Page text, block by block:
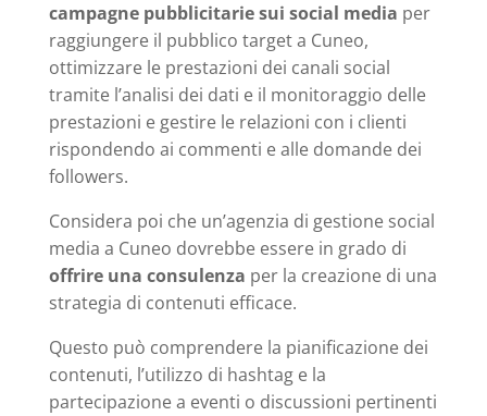
campagne pubblicitarie sui social media per
raggiungere il pubblico target a Cuneo,
ottimizzare le prestazioni dei canali social
tramite l’analisi dei dati e il monitoraggio delle
prestazioni e gestire le relazioni con i clienti
rispondendo ai commenti e alle domande dei
followers.
Considera poi che un’agenzia di gestione social
media a Cuneo dovrebbe essere in grado di
offrire una consulenza per la creazione di una
strategia di contenuti efficace.
Questo può comprendere la pianificazione dei
contenuti, l’utilizzo di hashtag e la
partecipazione a eventi o discussioni pertinenti